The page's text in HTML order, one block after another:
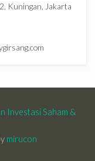
Kuningan, Jakarta
Investasi Saham &
mirucon